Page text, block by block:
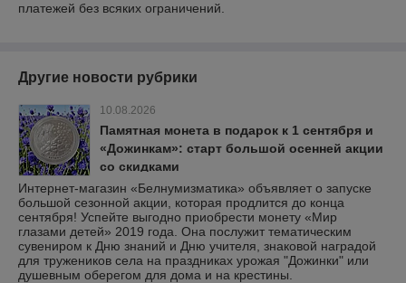
платежей без всяких ограничений.
Другие новости рубрики
10.08.2026
Памятная монета в подарок к 1 сентября и
«Дожинкам»: старт большой осенней акции
со скидками
Интернет-магазин «Белнумизматика» объявляет о запуске
большой сезонной акции, которая продлится до конца
сентября! Успейте выгодно приобрести монету «Мир
глазами детей» 2019 года. Она послужит тематическим
сувениром к Дню знаний и Дню учителя, знаковой наградой
для тружеников села на праздниках урожая "Дожинки" или
душевным оберегом для дома и на крестины.